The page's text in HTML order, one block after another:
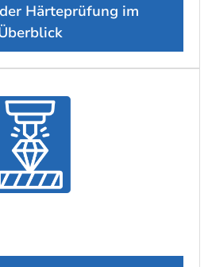
Härteprüfung im